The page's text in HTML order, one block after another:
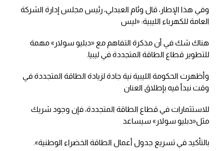
وفي هذا الإطار، قال وئام العبدلي، رئيس مجلس إدارة الشركة
العامة للكهرباء الليبية: «ليس
هناك شك في أن مذكرة التفاهم مع «دبليو سولار» مهمة
للتطوير قطاع الطاقة المتجددة في ليبيا.
وأظهرت الحكومة الليبية نية جادة لزيادة الطاقة المتجددة في
وقت نبدأ فيه بإطلاق العنان
للاستثمارات في قطاع الطاقة المتجددة، فإن وجود شريك
مثل«دبليو سولار» سيساعد
بالتأكيد في تسريع جدول أعمال الطاقة الخضراء الوطنية».